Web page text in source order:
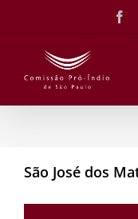
conteúdo
São José dos